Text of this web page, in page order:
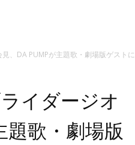
、DA PUMPが主題歌・劇場版ゲストに
イダージオ
題歌・劇場版